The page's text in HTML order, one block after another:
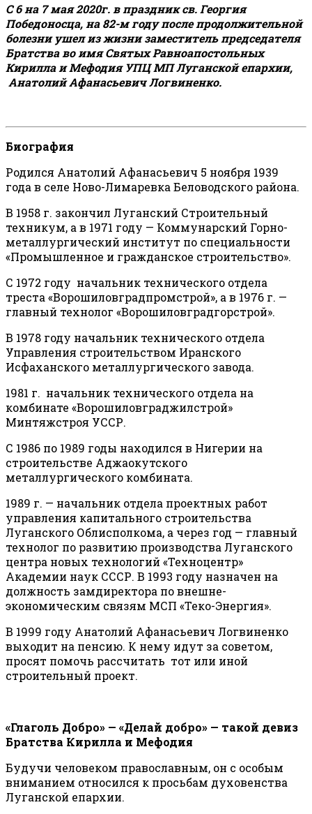
С 6 на 7 мая 2020г. в праздник св. Георгия
Победоносца, на 82-м году после продолжительной
болезни ушел из жизни заместитель председателя
Братства во имя Святых Равноапостольных
Кирилла и Мефодия УПЦ МП Луганской епархии,
Анатолий Афанасьевич Логвиненко.
Биография
Родился Анатолий Афанасьевич 5 ноября 1939
года в селе Ново-Лимаревка Беловодского района.
В 1958 г. закончил Луганский Строительный
техникум, а в 1971 году — Коммунарский Горно-
металлургический институт по специальности
«Промышленное и гражданское строительство».
С 1972 году начальник технического отдела
треста «Ворошиловградпромстрой», а в 1976 г. —
главный технолог «Ворошиловградгорстрой».
В 1978 году начальник технического отдела
Управления строительством Иранского
Исфаханского металлургического завода.
1981 г. начальник технического отдела на
комбинате «Ворошиловграджилстрой»
Минтяжстроя УССР.
С 1986 по 1989 годы находился в Нигерии на
строительстве Аджаокутского
металлургического комбината.
1989 г. — начальник отдела проектных работ
управления капитального строительства
Луганского Облисполкома, а через год — главный
технолог по развитию производства Луганского
центра новых технологий «Техноцентр»
Академии наук СССР. В 1993 году назначен на
должность замдиректора по внешне-
экономическим связям МСП «Теко-Энергия».
В 1999 году Анатолий Афанасьевич Логвиненко
выходит на пенсию. К нему идут за советом,
просят помочь рассчитать тот или иной
строительный проект.
«Глаголь Добро» — «Делай добро» — такой девиз
Братства Кирилла и Мефодия
Будучи человеком православным, он с особым
вниманием относился к просьбам духовенства
Луганской епархии.